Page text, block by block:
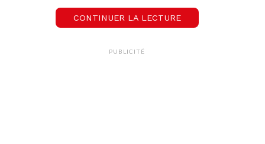
CONTINUER LA LECTURE
PUBLICITÉ